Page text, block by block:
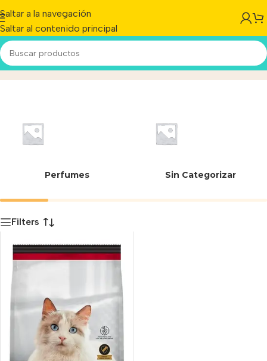
Saltar a la navegación
Saltar al contenido principal
7613034734655Inicio/Producto
Perfumes Sin Categorizar
Filters